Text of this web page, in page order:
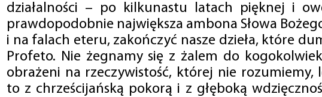
działalności – po kilkunastu latach pięknej i
prawdopodobnie największa ambona Słowa
i na falach eteru, zakończyć nasze dzieła, które
Profeto. Nie żegnamy się z żalem do
obrażeni na rzeczywistość, której nie rozumiemy,
to z chrześcijańską pokorą i z głęboką